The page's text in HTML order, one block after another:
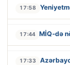
17:58
17:44 MİQ-də
17:33